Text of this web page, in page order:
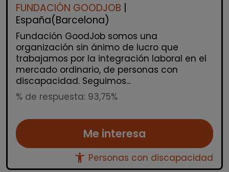
FUNDACIÓN GOODJOB |
España(Barcelona)
Fundación GoodJob somos una
organización sin ánimo de lucro que
trabajamos por la integración laboral en el
mercado ordinario, de personas con
discapacidad. Seguimos...
% de respuesta: 93,75%
Me interesa
accessibility_new Personas con discapacidad